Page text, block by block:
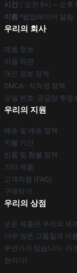
시간 :: 오전 9시 ~ 오후
이름 *팝업레이어 알림
우리의 회사
제품 정보
이용 약관
개인 정보 정책
DMCA - 저작권 정책
모델 번호: 공급망 투명
우리의 지원
배송 및 배송 정책
지불 기간
반품 및 환불 정책
기타 제품
고객지원 (FAQ)
구매하기
우리의 상점
모든 제품은 우리의 세
너무 많은 고품질과 아
무언가가 있습니다. 이
현이다!